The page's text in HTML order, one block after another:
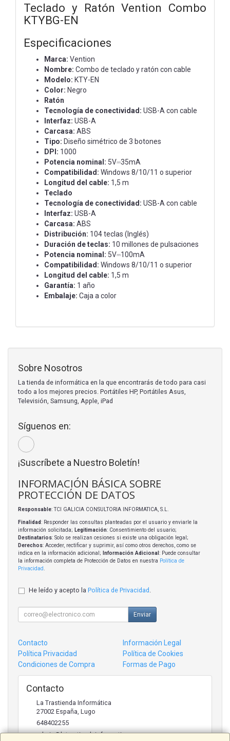
Teclado y Ratón Vention Combo
KTYBG-EN
Especificaciones
Marca: Vention
Nombre: Combo de teclado y ratón con cable
Modelo: KTY-EN
Color: Negro
Ratón
Tecnología de conectividad: USB-A con cable
Interfaz: USB-A
Carcasa: ABS
Tipo: Diseño simétrico de 3 botones
DPI: 1000
Potencia nominal: 5V⎓35mA
Compatibilidad: Windows 8/10/11 o superior
Longitud del cable: 1,5 m
Teclado
Tecnología de conectividad: USB-A con cable
Interfaz: USB-A
Carcasa: ABS
Distribución: 104 teclas (Inglés)
Duración de teclas: 10 millones de pulsaciones
Potencia nominal: 5V⎓100mA
Compatibilidad: Windows 8/10/11 o superior
Longitud del cable: 1,5 m
Garantía: 1 año
Embalaje: Caja a color
Sobre Nosotros
La tienda de informática en la que encontrarás de todo para casi
todo a los mejores precios. Portátiles HP, Portátiles Asus,
Televisión, Samsung, Apple, iPad
Síguenos en:
¡Suscríbete a Nuestro Boletín!
INFORMACIÓN BÁSICA SOBRE
PROTECCIÓN DE DATOS
Responsable: TCI GALICIA CONSULTORIA INFORMATICA, S.L.
Finalidad: Responder las consultas planteadas por el usuario y enviarle la
información solicitada; Legitimación: Consentimiento del usuario;
Destinatarios: Solo se realizan cesiones si existe una obligación legal;
Derechos: Acceder, rectificar y suprimir, así como otros derechos, como se
indica en la información adicional;
Información Adicional : Puede consultar
la información completa de Protección de Datos en nuestra Política de
Privacidad
He leído y acepto la Política de Privacidad
Enviar
Contacto
Información Legal
Política Privacidad
Política de Cookies
Condiciones de Compra
Formas de Pago
Contacto
La Trastienda Informática
27002 España Lugo
648402255
admin@latrastiendainformatica.com